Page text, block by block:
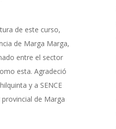
de este curso,
de Marga Marga,
entre el sector
esta. Agradeció
y a SENCE
de Marga